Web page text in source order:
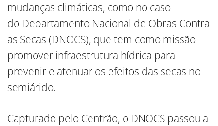
mudanças climáticas, como no caso
do Departamento Nacional de Obras Contra
as Secas (DNOCS), que tem como missão
promover infraestrutura hídrica para
prevenir e atenuar os efeitos das secas no
semiárido.
Capturado pelo Centrão, o DNOCS passou a